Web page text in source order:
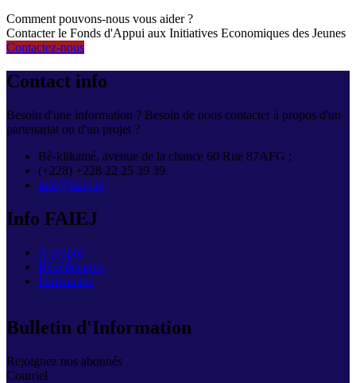
Comment pouvons-nous vous aider ?
Contacter le Fonds d'Appui aux Initiatives Economiques des Jeunes
Contactez-nous
Contact info
Besoin d'une information ? Besoin de nous contacter à propos d'un
partenariat ou d'un projet ?
Bè-klikamé, avenue de la chance 60 Rue 87AFG ;
(+228) +228 22 25 39 39
info@faiej.tg
Info FAIEJ
A propos
Bénéficiaires
Partenaires
Bulletin d'Information
Rejoignez nos abonnés
Courriel